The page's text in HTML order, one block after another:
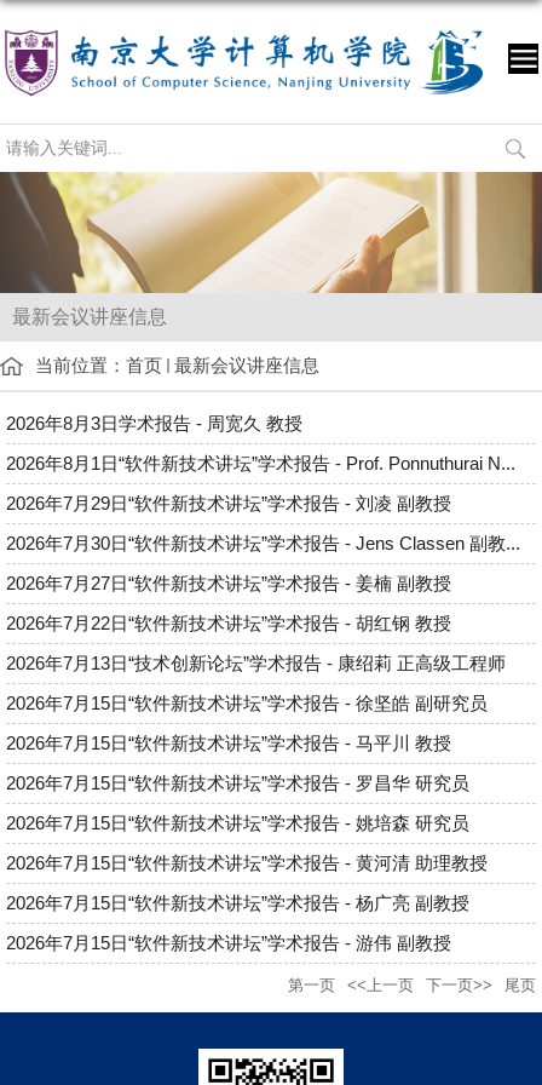
最新会议讲座信息
当前位置： 首页 最新会议讲座信息
2026年8月3日学术报告 - 周宽久 教授
2026年8月1日“软件新技术讲坛”学术报告 - Prof. Ponnuthurai N...
2026年7月29日“软件新技术讲坛”学术报告 - 刘凌 副教授
2026年7月30日“软件新技术讲坛”学术报告 - Jens Classen 副教...
2026年7月27日“软件新技术讲坛”学术报告 - 姜楠 副教授
2026年7月22日“软件新技术讲坛”学术报告 - 胡红钢 教授
2026年7月13日“技术创新论坛”学术报告 - 康绍莉 正高级工程师
2026年7月15日“软件新技术讲坛”学术报告 - 徐坚皓 副研究员
2026年7月15日“软件新技术讲坛”学术报告 - 马平川 教授
2026年7月15日“软件新技术讲坛”学术报告 - 罗昌华 研究员
2026年7月15日“软件新技术讲坛”学术报告 - 姚培森 研究员
2026年7月15日“软件新技术讲坛”学术报告 - 黄河清 助理教授
2026年7月15日“软件新技术讲坛”学术报告 - 杨广亮 副教授
2026年7月15日“软件新技术讲坛”学术报告 - 游伟 副教授
第一页 <<上一页 下一页>> 尾页